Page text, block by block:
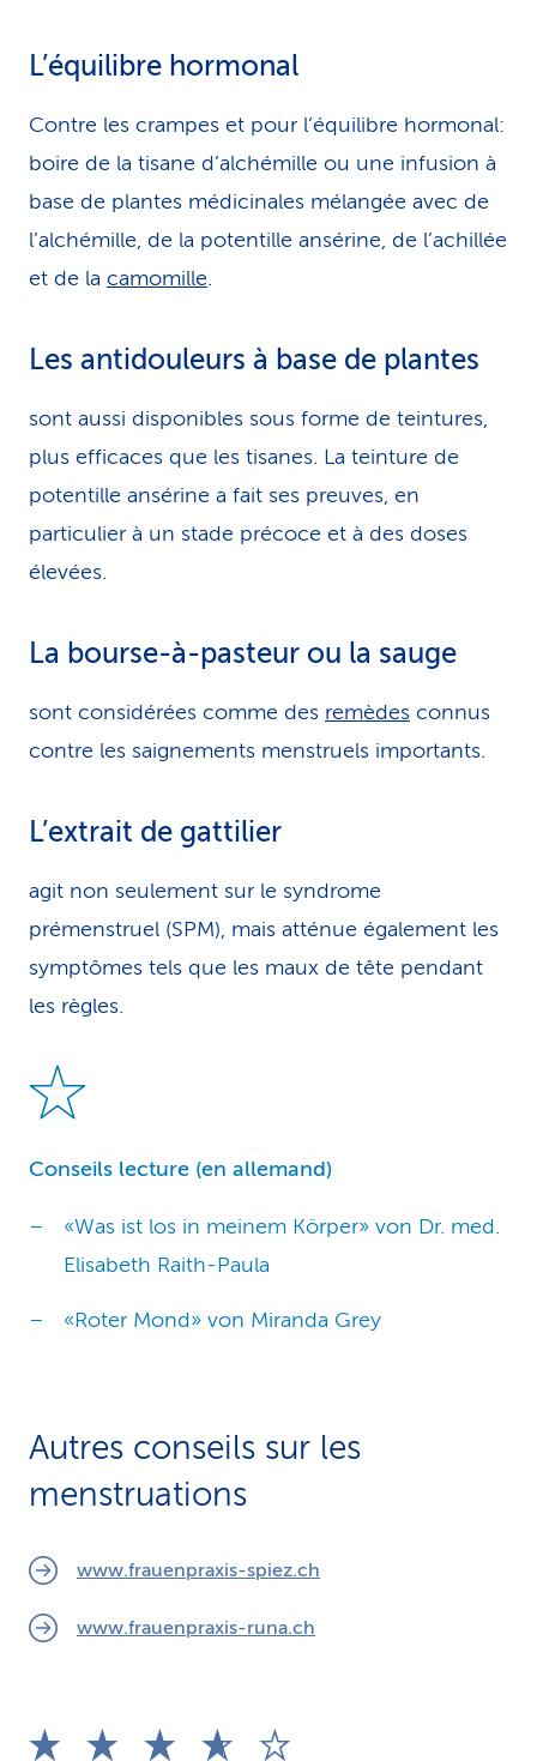
L’équilibre hormonal
Contre les crampes et pour l’équilibre hormonal:
boire de la tisane d’alchémille ou une infusion à
base de plantes médicinales mélangée avec de
l’alchémille, de la potentille ansérine, de l’achillée
et de la camomille.
Les antidouleurs à base de plantes
sont aussi disponibles sous forme de teintures,
plus efficaces que les tisanes. La teinture de
potentille ansérine a fait ses preuves, en
particulier à un stade précoce et à des doses
élevées.
La bourse-à-pasteur ou la sauge
sont considérées comme des remèdes connus
contre les saignements menstruels importants.
L’extrait de gattilier
agit non seulement sur le syndrome
prémenstruel (SPM), mais atténue également les
symptômes tels que les maux de tête pendant
les règles.
Conseils lecture (en allemand)
«Was ist los in meinem Körper» von Dr. med.
Elisabeth Raith-Paula
«Roter Mond» von Miranda Grey
Autres conseils sur les
menstruations
www.frauenpraxis-spiez.ch
www.frauenpraxis-runa.ch